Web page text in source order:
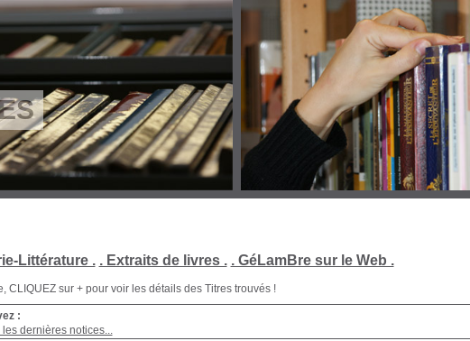
Littérature . . Extraits de livres . . GéLamBre sur le Web .
CLIQUEZ sur + pour voir les détails des Titres trouvés !
:
dernières notices...